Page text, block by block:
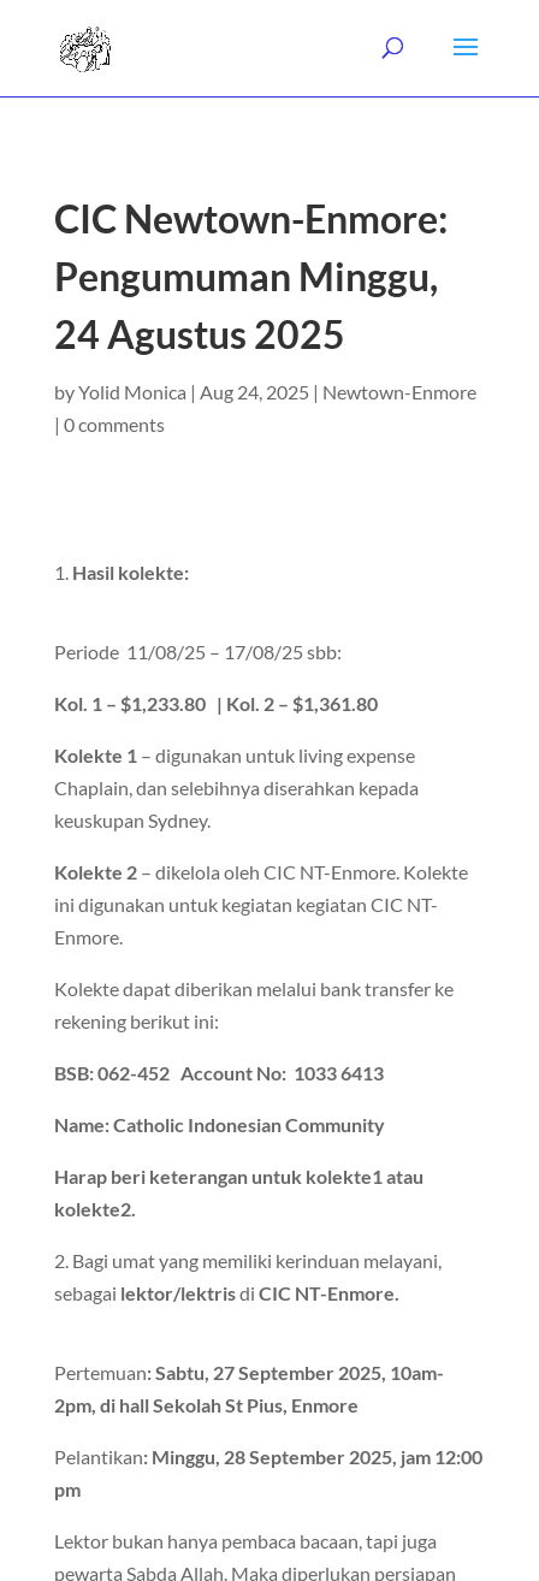
CIC Newtown-Enmore:
Pengumuman Minggu,
24 Agustus 2025
byYolid Monica | Aug 24, 2025 | Newtown-Enmore
| 0 comments
1. Hasil kolekte:
Periode 11/08/25 – 17/08/25 sbb:
Kol. 1 – $1,233.80 | Kol. 2 – $1,361.80
Kolekte 1– digunakan untuk living expense
Chaplain, dan selebihnya diserahkan kepada
keuskupan Sydney.
Kolekte 2– dikelola oleh CIC NT-Enmore. Kolekte
ini digunakan untuk kegiatan kegiatan CIC NT-
Enmore.
Kolekte dapat diberikan melalui bank transfer ke
rekening berikut ini:
BSB: 062-452 Account No: 1033 6413
Name: Catholic Indonesian Community
Harap beri keterangan untuk kolekte1 atau
kolekte2.
2. Bagi umat yang memiliki kerinduan melayani,
sebagai lektor/lektrisdi CIC NT-Enmore.
Pertemuan: Sabtu, 27 September 2025, 10am-
2pm, di hall Sekolah St Pius, Enmore
Pelantikan: Minggu, 28 September 2025, jam 12:00
pm
Lektor bukan hanya pembaca bacaan, tapi juga
pewarta Sabda Allah. Maka diperlukan persiapan